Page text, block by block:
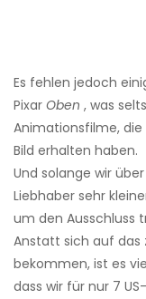
Es fehlen jedoch
Pixar Oben , was
Animationsfilme,
Bild erhalten haben.
Und solange wir
Liebhaber sehr
um den Ausschluss
Anstatt sich auf das
bekommen, ist es
dass wir für nur 7